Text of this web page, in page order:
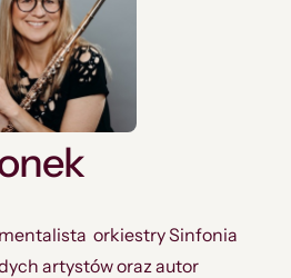
orkiestry Sinfonia
artystów oraz autor